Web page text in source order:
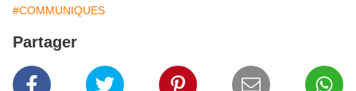
#COMMUNIQUES
Partager